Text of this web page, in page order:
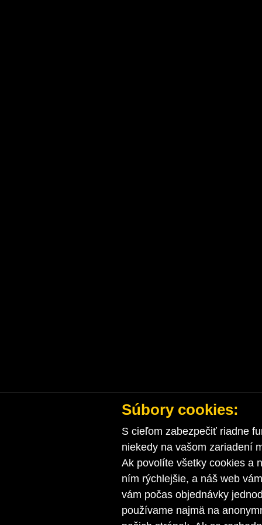
Súbory cookies:
S cieľom zabezpečiť riadne
niekedy na vašom zariadení
Ak povolíte všetky cookies a
ním rýchlejšie, a náš web
vám počas objednávky
používame najmä na